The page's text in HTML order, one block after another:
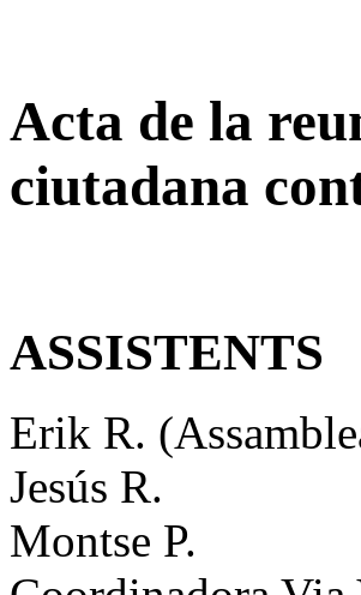
Acta de la
ciutadana
ASSISTENTS
Erik R.
Jesús R.
Montse P.